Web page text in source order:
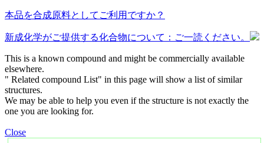
本品を合成原料としてご利用ですか？
新成化学がご提供する化合物について：ご一読ください。
This is a known compound and might be commercially available
elsewhere.
" Related compound List" in this page will show a list of similar
structures.
We may be able to help you even if the structure is not exactly the
one you are looking for.
Close